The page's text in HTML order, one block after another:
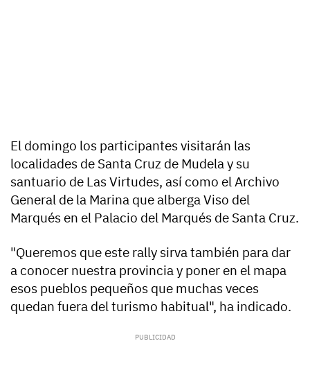
El domingo los participantes visitarán las
localidades de Santa Cruz de Mudela y su
santuario de Las Virtudes, así como el Archivo
General de la Marina que alberga Viso del
Marqués en el Palacio del Marqués de Santa Cruz.
"Queremos que este rally sirva también para dar
a conocer nuestra provincia y poner en el mapa
esos pueblos pequeños que muchas veces
quedan fuera del turismo habitual", ha indicado.